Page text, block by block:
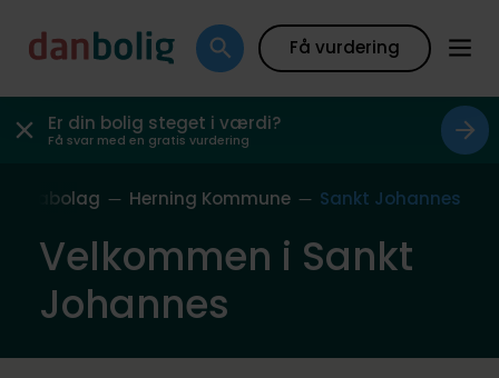
Få vurdering
Er din bolig steget i værdi?
Få svar med en gratis vurdering
Nabolag Herning Kommune Sankt Johannes
Velkommen i Sankt
Johannes